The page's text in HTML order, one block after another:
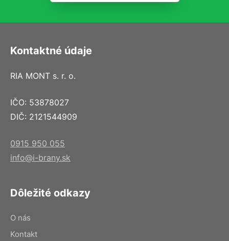
Kontaktné údaje
RIA MONT s. r. o.
IČO: 53878027
DIČ: 2121544909
0915 950 055
info@i-brany.sk
Dôležité odkazy
O nás
Kontakt